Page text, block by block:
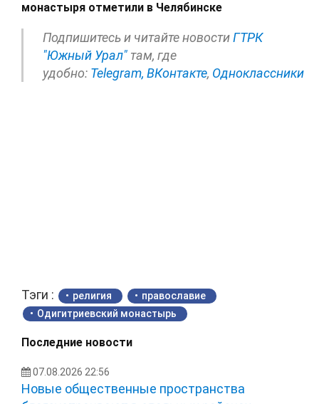
монастыря отметили в Челябинске
Подпишитесь и читайте новостиГТРК
"Южный Урал" там, где
удобно: Telegram, ВКонтакте, Одноклассники
Тэги : религия
православие
Одигитриевский монастырь
Последние новости
07.08.2026 22:56
Новые общественные пространства